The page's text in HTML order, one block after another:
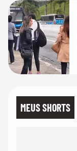
MEUS SHORTS